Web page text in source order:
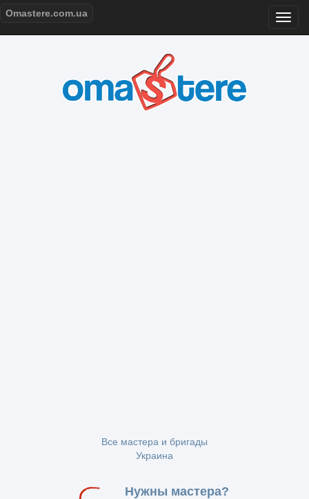
Omastere.com.ua
Все мастера и бригады
Украина
Нужны мастера?